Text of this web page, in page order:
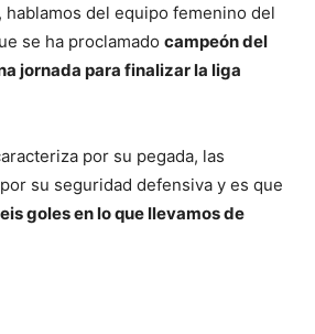
hablamos del equipo femenino del
se ha proclamado campeón del
jornada para finalizar la liga
por su pegada, las
su seguridad defensiva y es que
goles en lo que llevamos de